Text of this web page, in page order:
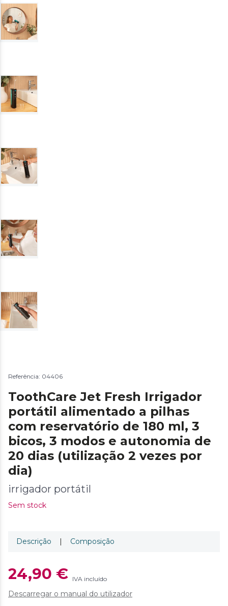
Referência: 04406
ToothCare Jet Fresh Irrigador
portátil alimentado a pilhas
com reservatório de 180 ml, 3
bicos, 3 modos e autonomia de
20 dias (utilização 2 vezes por
dia)
irrigador portátil
Sem stock
Descrição | Composição
24,90 € IVA incluído
Descarregar o manual do utilizador